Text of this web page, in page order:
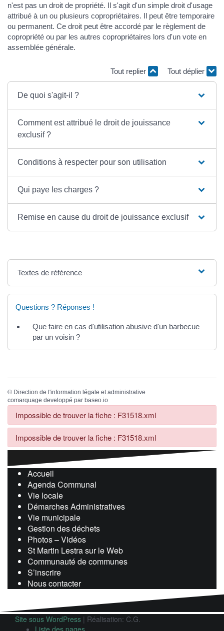
n'est pas un droit de propriété. Il s'agit d'un simple droit d'usage
attribué à un ou plusieurs copropriétaires. Il peut être temporaire
ou permanent. Ce droit peut être accordé par le règlement de
copropriété ou par les autres copropriétaires lors d'un vote en
assemblée générale.
Tout replier Tout déplier
De quoi s'agit-il ?
Comment est attribué le droit de jouissance
exclusif ?
Conditions à respecter pour son utilisation
Qui paye les charges ?
Remise en cause du droit de jouissance exclusif
Textes de référence
Questions ? Réponses !
Que faire en cas d'utilisation abusive d'un barbecue
par un voisin ?
© Direction de l'information légale et administrative
comarquage developpé par baseo.io
Impossible de trouver la fiche : F31518.xml
Impossible de trouver la fiche : F31518.xml
Accueil
Agenda Communal
Vie locale
Démarches Administratives
Vie municipale
Gestion des déchets
Photos – Vidéos
St Martin Lestra sur le Web
Communauté de communes
S’inscrire
Nous contacter
Site sous WordPress | Réalisation: C.G.
Liste des pages